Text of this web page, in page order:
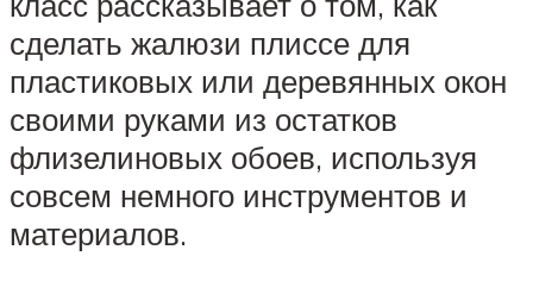
сделать жалюзи плиссе для
пластиковых или деревянных окон
своими руками из остатков
флизелиновых обоев, используя
совсем немного инструментов и
материалов.